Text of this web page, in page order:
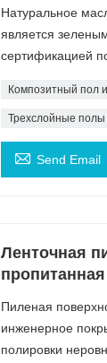
Натуральное
является
сертификацией
Композитный пол
Трехслойные полы
 Send Email
Ленточная
Пиленая
инженерное
полировки